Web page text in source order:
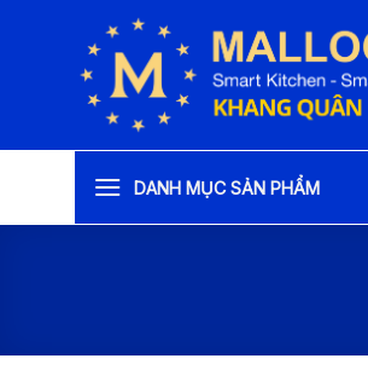
DANH MỤC SẢN PHẨM